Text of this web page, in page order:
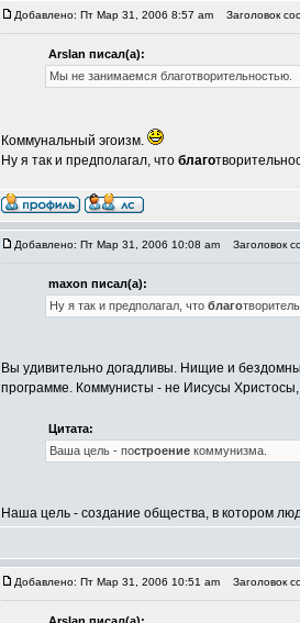
Добавлено: Пт Мар 31, 2006 8:57 am Заголовок
Arslan писал(а):
Мы не занимаемся благотворительностью.
Коммунальный эгоизм.
Ну я так и предполагал, что благо
Добавлено: Пт Мар 31, 2006 10:08 am Заголовок
maxon писал(а):
Ну я так и предполагал, что благо
Вы удивительно догадливы. Нищие и
программе. Коммунисты - не Иисусы Христосы,
Цитата:
Ваша цель - построение коммунизма.
Наша цель - создание общества, в котором
Добавлено: Пт Мар 31, 2006 10:51 am Заголовок